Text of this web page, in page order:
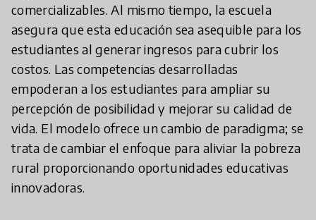
comercializables. Al mismo tiempo, la escuela
asegura que esta educación sea asequible para los
estudiantes al generar ingresos para cubrir los
costos. Las competencias desarrolladas
empoderan a los estudiantes para ampliar su
percepción de posibilidad y mejorar su calidad de
vida. El modelo ofrece un cambio de paradigma; se
trata de cambiar el enfoque para aliviar la pobreza
rural proporcionando oportunidades educativas
innovadoras.